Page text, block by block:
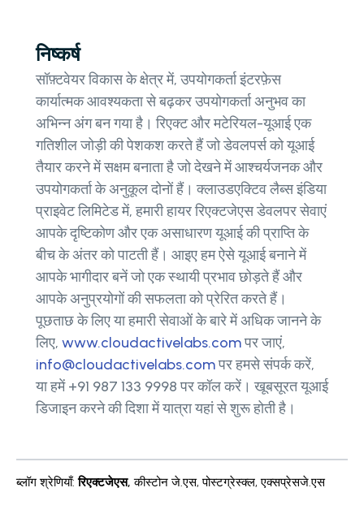
निष्कर्ष
सॉफ़्टवेयर विकास के क्षेत्र में, उपयोगकर्ता इंटरफ़ेस
कार्यात्मक आवश्यकता से बढ़कर उपयोगकर्ता अनुभव का
अभिन्न अंग बन गया है। रिएक्ट और मटेरियल-यूआई एक
गतिशील जोड़ी की पेशकश करते हैं जो डेवलपर्स को यूआई
तैयार करने में सक्षम बनाता है जो देखने में आश्चर्यजनक और
उपयोगकर्ता के अनुकूल दोनों हैं। क्लाउडएक्टिव लैब्स इंडिया
प्राइवेट लिमिटेड में, हमारी हायर रिएक्टजेएस डेवलपर सेवाएं
आपके दृष्टिकोण और एक असाधारण यूआई की प्राप्ति के
बीच के अंतर को पाटती हैं। आइए हम ऐसे यूआई बनाने में
आपके भागीदार बनें जो एक स्थायी प्रभाव छोड़ते हैं और
आपके अनुप्रयोगों की सफलता को प्रेरित करते हैं।
पूछताछ के लिए या हमारी सेवाओं के बारे में अधिक जानने के
लिए, www.cloudactivelabs.comपर जाएं,
info@cloudactivelabs.comपर हमसे संपर्क करें,
या हमें +91 987 133 9998 पर कॉल करें। खूबसूरत यूआई
डिजाइन करने की दिशा में यात्रा यहां से शुरू होती है।
ब्लॉग श्रेणियाँ: रिएक्टजेएस, कीस्टोन जे.एस,पोस्टग्रेस्क्ल,एक्सप्रेसजे.एस